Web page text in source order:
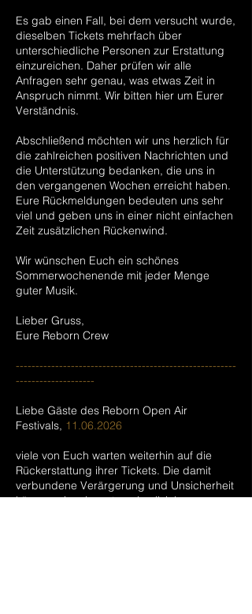
​Es gab einen Fall, bei dem versucht wurde,
dieselben Tickets mehrfach über
unterschiedliche Personen zur Erstattung
einzureichen. Daher prüfen wir alle
Anfragen sehr genau, was etwas Zeit in
Anspruch nimmt. Wir bitten hier um Eurer
Verständnis.
Abschließend möchten wir uns herzlich für
die zahlreichen positiven Nachrichten und
die Unterstützung bedanken, die uns in
den vergangenen Wochen erreicht haben.
Eure Rückmeldungen bedeuten uns sehr
viel und geben uns in einer nicht einfachen
Zeit zusätzlichen Rückenwind.
Wir wünschen Euch ein schönes
Sommerwochenende mit jeder Menge
guter Musik.
Lieber Gruss,
Eure Reborn Crew
--------------------------------------------------------
--------------------
Liebe Gäste des Reborn Open Air
Festivals, 11.06.2026
viele von Euch warten weiterhin auf die
Rückerstattung ihrer Tickets. Die damit
verbundene Verärgerung und Unsicherheit
können wir sehr gut nachvollziehen.